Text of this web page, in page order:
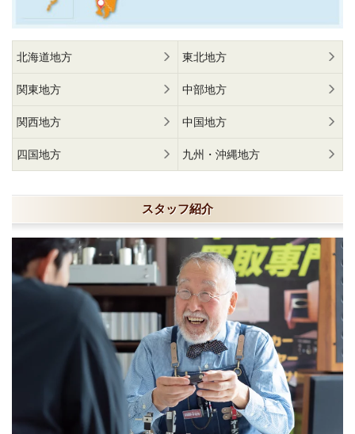
北海道地方 東北地方
関東地方 中部地方
関西地方 中国地方
四国地方 九州・沖縄地方
スタッフ紹介